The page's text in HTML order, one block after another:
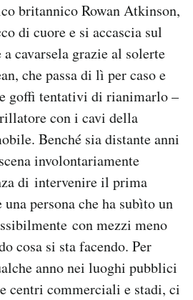
britannico Rowan Atkinson,
di cuore e si accascia sul
cavarsela grazie al solerte
che passa di lì per caso e
goffi tentativi di rianimarlo –
con i cavi della
Benché sia distante anni
involontariamente
di intervenire il prima
persona che ha subìto un
con mezzi meno
cosa si sta facendo. Per
anno nei luoghi pubblici
centri commerciali e stadi, ci